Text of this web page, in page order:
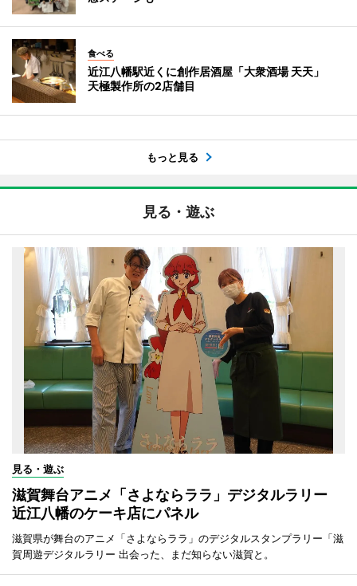
食べる
近江八幡駅近くに創作居酒屋「大衆酒場 天天」
天極製作所の2店舗目
もっと見る
見る・遊ぶ
見る・遊ぶ
滋賀舞台アニメ「さよならララ」デジタルラリー
近江八幡のケーキ店にパネル
滋賀県が舞台のアニメ「さよならララ」のデジタルスタンプラリー「滋
賀周遊デジタルラリー 出会った、まだ知らない滋賀と。